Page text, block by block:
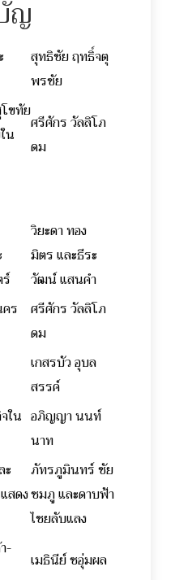
ญ
สุทธิชัย ฤทธิ์จตุ
พรชัย
ขทัย
น
ศรีศักร วัลลิโภ
ดม
วิยะดา ทอง
มิตร และธีระ
วัฒน์ แสนคำ
ร
ศรีศักร วัลลิโภ
ดม
เกสรบัว อุบล
สรรค์
ใน อภิญญา นนท์
นาท
สดง
ภัทรภูมินทร์ ชัย
ชมภู และดาบฟ้า
ไชยลับแลง
-
เมธินีย์ ชอุ่มผล